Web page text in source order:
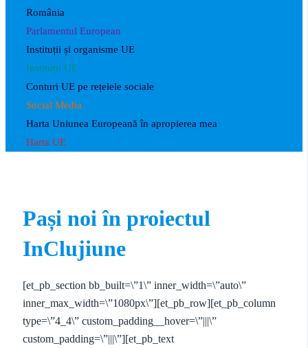
România
Parlamentul European
Instituții și organisme UE
Instituții UE
Conturi UE pe rețelele sociale
Social Media
Harta Uniunea Europeană în apropierea mea
Harta UE
Pași noi în proiectul
InClujiune
[et_pb_section bb_built=\”1\” inner_width=\”auto\”
inner_max_width=\”1080px\”][et_pb_row][et_pb_column
type=\”4_4\” custom_padding__hover=\”|||\”
custom_padding=\”|||\”][et_pb_text